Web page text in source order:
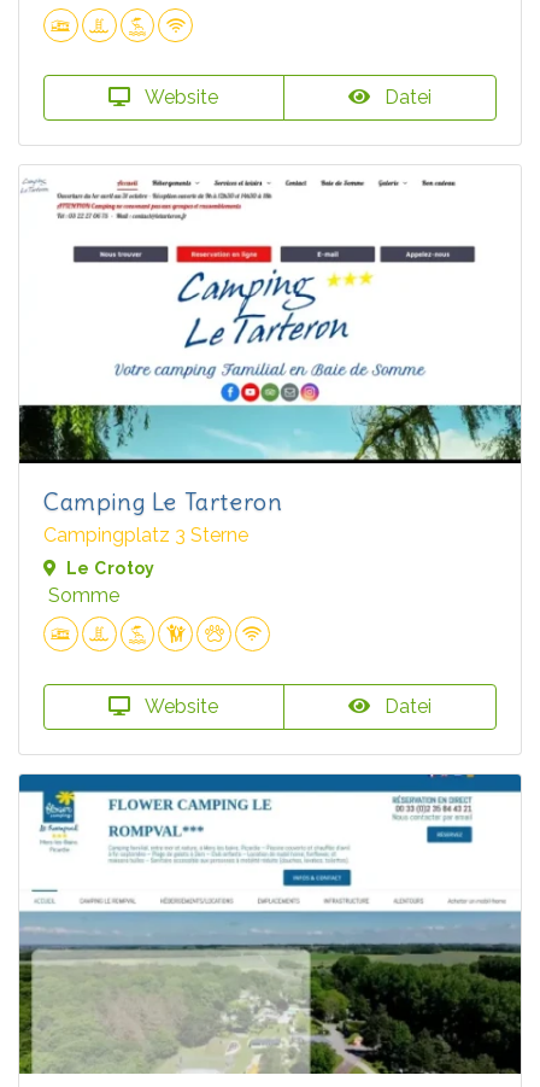
Website Datei
Camping Le Tarteron
Campingplatz 3 Sterne
Le Crotoy
Somme
Website Datei